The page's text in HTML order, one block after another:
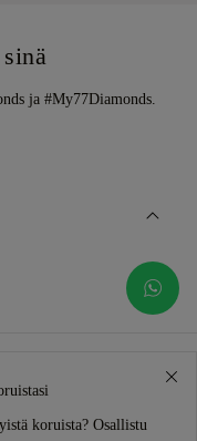
ja #My77Diamonds.
koruista? Osallistu